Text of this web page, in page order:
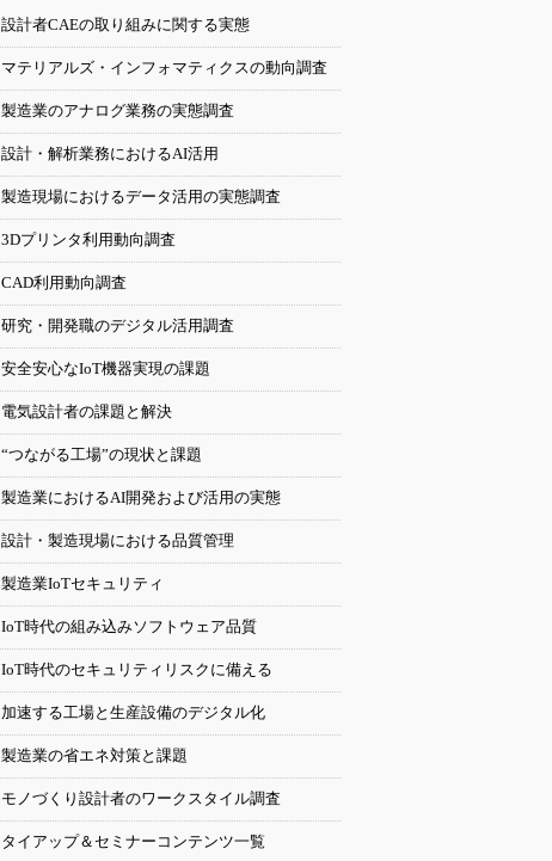
設計者CAEの取り組みに関する実態
マテリアルズ・インフォマティクスの動向調査
製造業のアナログ業務の実態調査
設計・解析業務におけるAI活用
製造現場におけるデータ活用の実態調査
3Dプリンタ利用動向調査
CAD利用動向調査
研究・開発職のデジタル活用調査
安全安心なIoT機器実現の課題
電気設計者の課題と解決
“つながる工場”の現状と課題
製造業におけるAI開発および活用の実態
設計・製造現場における品質管理
製造業IoTセキュリティ
IoT時代の組み込みソフトウェア品質
IoT時代のセキュリティリスクに備える
加速する工場と生産設備のデジタル化
製造業の省エネ対策と課題
モノづくり設計者のワークスタイル調査
タイアップ＆セミナーコンテンツ一覧